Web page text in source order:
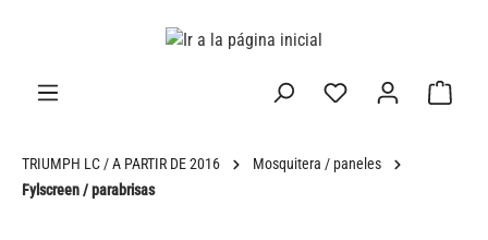
TRIUMPH LC / A PARTIR DE 2016
Mosquitera / paneles
Fylscreen / parabrisas